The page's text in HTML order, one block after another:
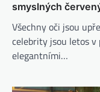
smyslných
Všechny oči jsou
celebrity jsou letos
elegantními…